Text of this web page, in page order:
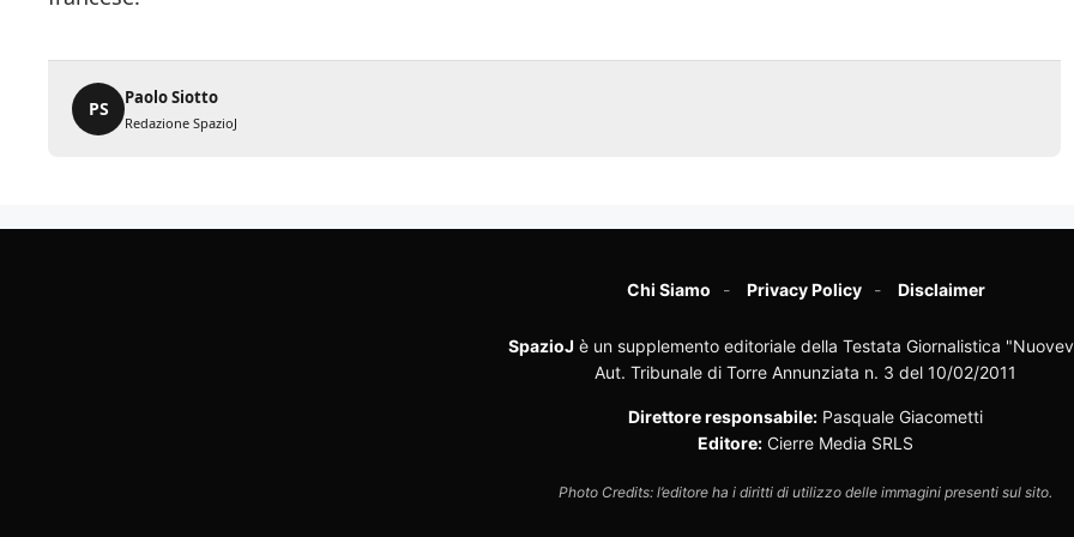
PS
Paolo Siotto
Redazione SpazioJ
Chi Siamo Privacy Policy Disclaimer
SpazioJ è un supplemento editoriale della Testata Giornalistica
Aut. Tribunale di Torre Annunziata n. 3 del 10/02/2011
Direttore responsabile: Pasquale Giacometti
Editore: Cierre Media SRLS
Photo Credits: l’editore ha i diritti di utilizzo delle immagini presenti sul sito.